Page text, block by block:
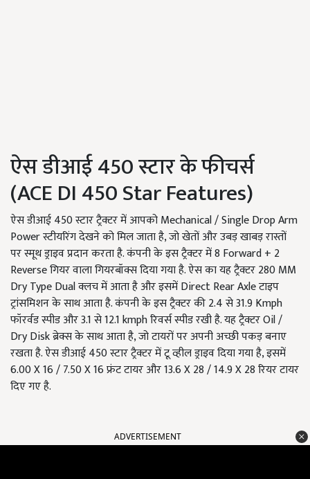
ऐस डीआई 450 स्टार के फीचर्स
(ACE DI 450 Star Features)
ऐस डीआई 450 स्टार ट्रैक्टर में आपको Mechanical / Single Drop Arm
Power स्टीयरिंग देखने को मिल जाता है, जो खेतों और उबड़ खाबड़ रास्तों
पर स्मूथ ड्राइव प्रदान करता है. कंपनी के इस ट्रैक्टर में 8 Forward + 2
Reverse गियर वाला गियरबॉक्स दिया गया है. ऐस का यह ट्रैक्टर 280 MM
Dry Type Dual क्लच में आता है और इसमें Direct Rear Axle टाइप
ट्रांसमिशन के साथ आता है. कंपनी के इस ट्रैक्टर की 2.4 से 31.9 Kmph
फॉरर्वड स्पीड और 3.1 से 12.1 kmph रिवर्स स्पीड रखी है. यह ट्रैक्टर Oil /
Dry Disk ब्रेक्स के साथ आता है, जो टायरों पर अपनी अच्छी पकड़ बनाए
रखता है. ऐस डीआई 450 स्टार ट्रैक्टर में टू व्हील ड्राइव दिया गया है, इसमें
6.00 X 16 / 7.50 X 16 फ्रंट टायर और 13.6 X 28 / 14.9 X 28 रियर टायर
दिए गए है.
ADVERTISEMENT